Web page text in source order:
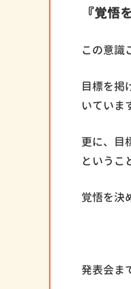
『覚悟
この意識
目標を掲
いていま
更に、目
というこ
覚悟を決
発表会ま